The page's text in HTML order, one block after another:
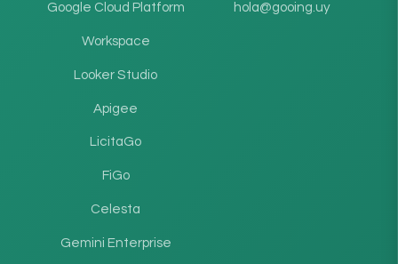
Google Cloud Platform
Workspace
Looker Studio
Apigee
LicitaGo
FiGo
Celesta
Gemini Enterprise
hola@gooing.uy